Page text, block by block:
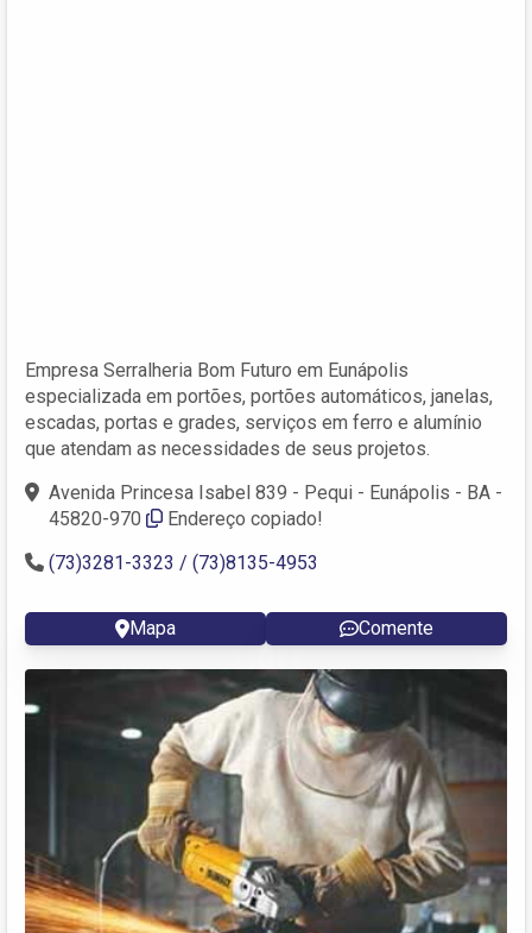
Empresa Serralheria Bom Futuro em Eunápolis
especializada em portões, portões automáticos, janelas,
escadas, portas e grades, serviços em ferro e alumínio
que atendam as necessidades de seus projetos.
Avenida Princesa Isabel 839 - Pequi - Eunápolis - BA -
45820-970
Endereço copiado!
(73)3281-3323 / (73)8135-4953
Mapa Comente